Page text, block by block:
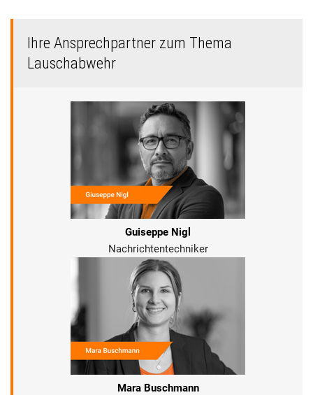
Ihre Ansprechpartner zum Thema
Lauschabwehr
Guiseppe Nigl
Nachrichtentechniker
Mara Buschmann